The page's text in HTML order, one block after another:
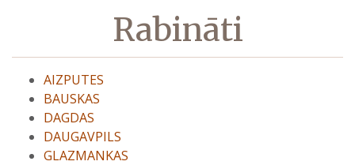
Rabināti
AIZPUTES
BAUSKAS
DAGDAS
DAUGAVPILS
GLAZMANKAS